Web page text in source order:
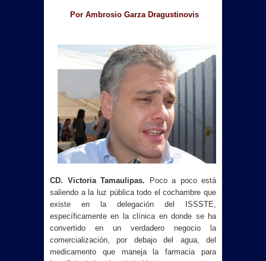
Por Ambrosio Garza Dragustinovis
CD. Victoria Tamaulipas. Poco a poco está
saliendo a la luz pública todo el cochambre que
existe en la delegación del ISSSTE,
específicamente en la clínica en donde se ha
convertido en un verdadero negocio la
comercialización, por debajo del agua, del
medicamento que maneja la farmacia para